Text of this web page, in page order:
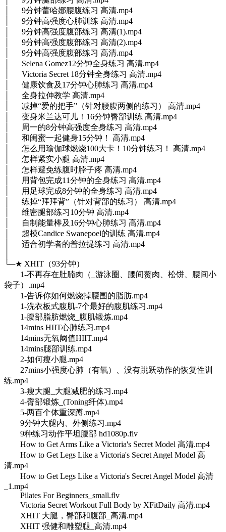
│ 9分钟蕾哈娜腰腹练习 高清.mp4
│ 9分钟高强度心肺训练 高清.mp4
│ 9分钟高强度腹部练习 高清(1).mp4
│ 9分钟高强度腹部练习 高清(2).mp4
│ 9分钟高强度腹部练习 高清.mp4
│ Selena Gomez12分钟全身练习 高清.mp4
│ Victoria Secret 18分钟全身练习 高清.mp4
│ 健康饮食及17分钟心肺练习 高清.mp4
│ 全身拉伸教学 高清.mp4
│ 减掉“爱的把手”（针对腰腹两侧的练习） 高清.mp4
│ 变身米兰达可儿！16分钟臀部训练 高清.mp4
│ 周一的8分钟高强度全身练习 高清.mp4
│ 和闺蜜一起健身15分钟！ 高清.mp4
│ 怎么用瑜伽球燃烧100大卡！10分钟练习！ 高清.mp4
│ 怎样紧实小腿 高清.mp4
│ 怎样避免练腹时脖子疼 高清.mp4
│ 用背包完成11分钟的全身练习 高清.mp4
│ 用足球完成8分钟的全身练习 高清.mp4
│ 练掉“拜拜背”（针对背部的练习） 高清.mp4
│ 维密腿部练习10分钟 高清.mp4
│ 自制能量棒及16分钟心肺练习 高清.mp4
│ 超模Candice Swanepoel的训练 高清.mp4
│ 适合初学者的普拉提练习 高清.mp4
└─★ XHIT（93分钟）
1-不再存在肚腩肉（_游泳圈、腰间赘肉、松饼、腰间小
袋子）.mp4
1-告诉你如何燃烧掉腰围的脂肪.mp4
1-洗衣板式腹肌-7个最好的腹肌练习.mp4
1-腹部脂肪燃烧_腹肌锻炼.mp4
14mins HIIT心肺练习.mp4
14mins无氧阈值HIIT.mp4
14mins腿部训练.mp4
2-如何瘦小腿.mp4
27mins小强度心肺（有氧）、没有跳跃动作的恢复性训
练.mp4
3-瘦大腿_大腿减肥的练习.mp4
4-臀部锻炼_(Toning纤体).mp4
5-两百个体重深蹲.mp4
9分钟大腿内、外侧练习.mp4
9种练习动作平坦腹部 hd1080p.flv
How to Get Arms Like a Victoria's Secret Model 高清.mp4
How to Get Legs Like a Victoria's Secret Angel Model 高
清.mp4
How to Get Legs Like a Victoria's Secret Angel Model 高清
_1.mp4
Pilates For Beginners_small.flv
Victoria Secret Workout Full Body by XFitDaily 高清.mp4
XHIT 大腿，臀部和腹部_高清.mp4
XHIT 强健和雕塑腿_高清.mp4